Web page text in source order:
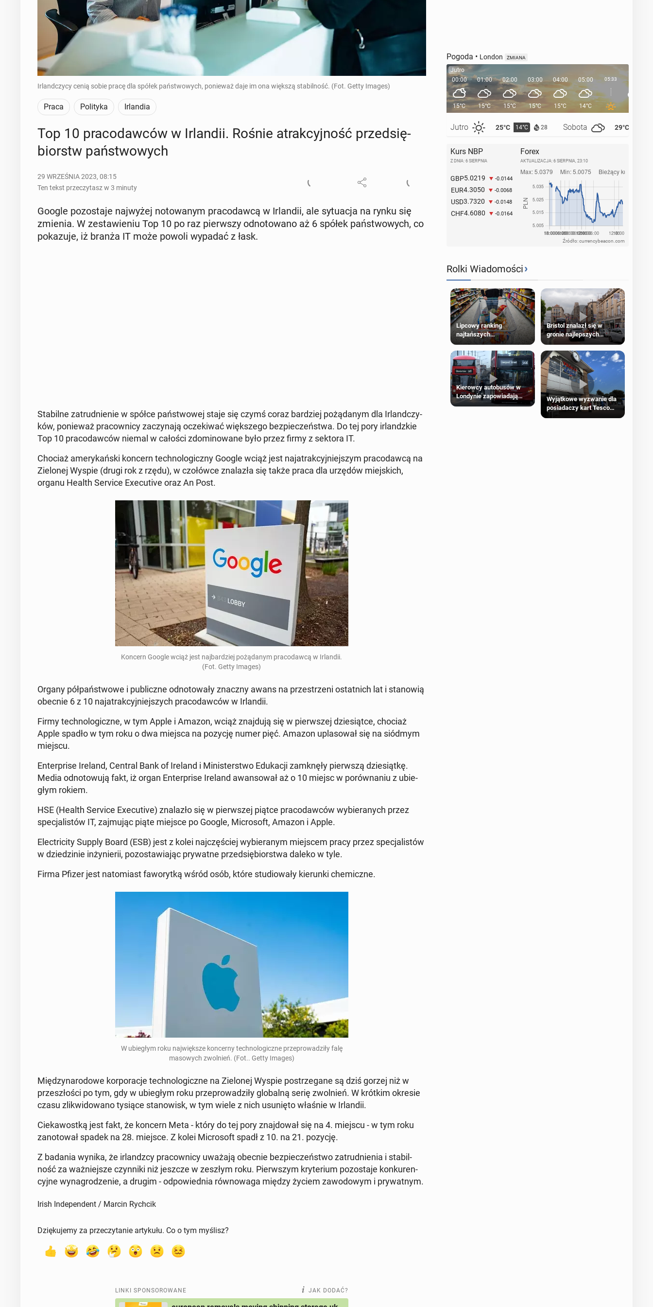
Irlandczycy cenią sobie pracę dla spółek państwowych, ponieważ daje im ona większą stabilność. (Fot. Getty Images)
Praca Polityka Irlandia
Top 10 pra­co­daw­ców w Ir­lan­dii. Rośnie atrak­cyj­ność przed­się­
biorstw pań­stwo­wych
29 WRZEŚNIA 2023, 08:15
Ten tekst przeczytasz w 3 minuty
Google po­zo­sta­je naj­wy­żej no­to­wa­nym pra­co­daw­cą w Ir­lan­dii, ale sy­tu­acja na rynku się
zmienia. W ze­sta­wie­niu Top 10 po raz pierw­szy od­no­to­wa­no aż 6 spółek pań­stwo­wych, co
po­ka­zu­je, iż branża IT może powoli wypadać z łask.
Sta­bil­ne za­trud­nie­nie w spółce pań­stwo­wej staje się czymś coraz bar­dziej po­żą­da­nym dla Ir­land­czy­
ków, po­nie­waż pra­cow­ni­cy za­czy­na­ją ocze­ki­wać więk­sze­go bez­pie­czeń­stwa. Do tej pory ir­landz­kie
Top 10 pra­co­daw­ców niemal w całości zdo­mi­no­wa­ne było przez firmy z sektora IT.
Chociaż ame­ry­kań­ski koncern tech­no­lo­gicz­ny Google wciąż jest naja­trak­cyj­niej­szym pra­co­daw­cą na
Zie­lo­nej Wyspie (drugi rok z rzędu), w czo­łów­ce zna­la­zła się także praca dla urzędów miej­skich,
organu Health Service Exe­cu­ti­ve oraz An Post.
Koncern Google wciąż jest naj­bar­dziej po­żą­da­nym pra­co­daw­cą w Ir­lan­dii.
(Fot. Getty Images)
Organy pół­pań­stwo­we i pu­blicz­ne od­no­to­wa­ły znaczny awans na prze­strze­ni ostat­nich lat i sta­no­wią
obecnie 6 z 10 naja­trak­cyj­niej­szych pra­co­daw­ców w Ir­lan­dii.
Firmy tech­no­lo­gicz­ne, w tym Apple i Amazon, wciąż znaj­du­ją się w pierw­szej dzie­siąt­ce, chociaż
Apple spadło w tym roku o dwa miejsca na pozycję numer pięć. Amazon upla­so­wał się na siódmym
miejscu.
En­ter­pri­se Ireland, Central Bank of Ireland i Mi­ni­ster­stwo Edu­ka­cji za­mknę­ły pierw­szą dzie­siąt­kę.
Media od­no­to­wu­ją fakt, iż organ En­ter­pri­se Ireland awan­so­wał aż o 10 miejsc w po­rów­na­niu z ubie­
głym rokiem.
HSE (Health Service Exe­cu­ti­ve) zna­la­zło się w pierw­szej piątce pra­co­daw­ców wy­bie­ra­nych przez
spe­cja­li­stów IT, zaj­mu­jąc piąte miejsce po Google, Mi­cro­soft, Amazon i Apple.
Elec­tri­ci­ty Supply Board (ESB) jest z kolei naj­czę­ściej wy­bie­ra­nym miej­scem pracy przez spe­cja­li­stów
w dzie­dzi­nie in­ży­nie­rii, po­zo­sta­wia­jąc pry­wat­ne przed­się­bior­stwa daleko w tyle.
Firma Pfizer jest na­to­miast fa­wo­ryt­ką wśród osób, które stu­dio­wa­ły kie­run­ki che­micz­ne.
W ubie­głym roku naj­więk­sze kon­cer­ny tech­no­lo­gicz­ne prze­pro­wa­dzi­ły falę
ma­so­wych zwol­nień. (Fot.. Getty Images)
Mię­dzy­na­ro­do­we kor­po­ra­cje tech­no­lo­gicz­ne na Zie­lo­nej Wyspie po­strze­ga­ne są dziś gorzej niż w
prze­szło­ści po tym, gdy w ubie­głym roku prze­pro­wa­dzi­ły glo­bal­ną serię zwol­nień. W krótkim okresie
czasu zli­kwi­do­wa­no tysiące sta­no­wisk, w tym wiele z nich usu­nię­to właśnie w Ir­lan­dii.
Cie­ka­wost­ką jest fakt, że koncern Meta - który do tej pory znaj­do­wał się na 4. miejscu - w tym roku
za­no­to­wał spadek na 28. miejsce. Z kolei Mi­cro­soft spadł z 10. na 21. pozycję.
Z badania wynika, że ir­landz­cy pra­cow­ni­cy uważają obecnie bez­pie­czeń­stwo za­trud­nie­nia i sta­bil­
ność za waż­niej­sze czyn­ni­ki niż jeszcze w zeszłym roku. Pierw­szym kry­te­rium po­zo­sta­je kon­ku­ren­
cyj­ne wy­na­gro­dze­nie, a drugim - od­po­wied­nia rów­no­wa­ga między życiem za­wo­do­wym i pry­wat­nym.
Irish Independent / Marcin Rychcik
Dziękujemy za przeczytanie artykułu. Co o tym myślisz?
LINKI SPONSOROWANE JAK DODAĆ?
Pogoda • London ZMIANA
Jutro
00:00
15°C
Jutro 25°C 14°C 28 Sobota 29°C
01:00
15°C
02:00
15°C
03:00
15°C
04:00
15°C
05:00
14°C
05:33 06:00
Kurs NBP
Z DNIA: 6 SIERPNIA
GBP5.0219 -0.0144
EUR4.3050 -0.0068
USD3.7320 -0.0148
CHF4.6080 -0.0164
Forex
AKTUALIZACJA: 6 SIERPNIA, 23:10
Źródło: currencybeacon.com
Rolki Wiadomości›
Lipcowy ranking
najtańszych
supermarketów
Bristol znalazł się w
gronie najlepszych
kierunków podróży na
świecie
Kierowcy autobusów w
Londynie zapowiadają
strajki
Wyjątkowe wyzwanie dla
posiadaczy kart Tesco
Clubcard!